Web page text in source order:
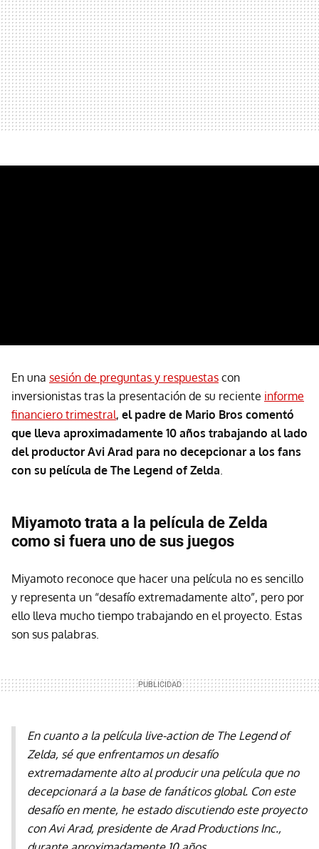
En una sesión de preguntas y respuestas con
inversionistas tras la presentación de su reciente informe
financiero trimestral, el padre de Mario Bros comentó
que lleva aproximadamente 10 años trabajando al lado
del productor Avi Arad para no decepcionar a los fans
con su película de The Legend of Zelda.
Miyamoto trata a la película de Zelda
como si fuera uno de sus juegos
Miyamoto reconoce que hacer una película no es sencillo
y representa un “desafío extremadamente alto”, pero por
ello lleva mucho tiempo trabajando en el proyecto. Estas
son sus palabras.
En cuanto a la película live-action de The Legend of
Zelda, sé que enfrentamos un desafío
extremadamente alto al producir una película que no
decepcionará a la base de fanáticos global. Con este
desafío en mente, he estado discutiendo este proyecto
con Avi Arad, presidente de Arad Productions Inc.,